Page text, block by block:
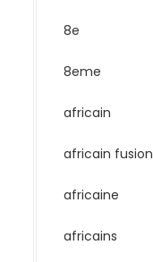
8e
8eme
africain
africain fusion
africaine
africains